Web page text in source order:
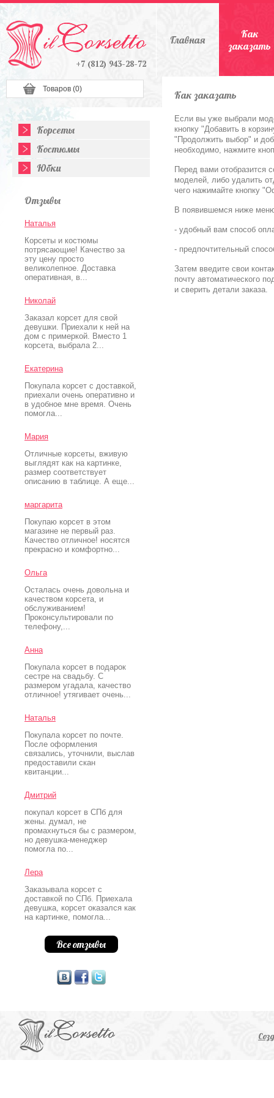
Товаров (0)
+7 (812) 943-28-72
Главная
Как
заказать
Корсеты
Костюмы
Юбки
Отзывы
Наталья
Корсеты и костюмы
потрясающие! Качество за
эту цену просто
великолепное. Доставка
оперативная, в...
Николай
Заказал корсет для свой
девушки. Приехали к ней на
дом с примеркой. Вместо 1
корсета, выбрала 2...
Екатерина
Покупала корсет с доставкой,
приехали очень оперативно и
в удобное мне время. Очень
помогла...
Мария
Отличные корсеты, вживую
выглядят как на картинке,
размер соответствует
описанию в таблице. А еще...
маргарита
Покупаю корсет в этом
магазине не первый раз.
Качество отличное! носятся
прекрасно и комфортно...
Ольга
Осталась очень довольна и
качеством корсета, и
обслуживанием!
Проконсультировали по
телефону,...
Анна
Покупала корсет в подарок
сестре на свадьбу. С
размером угадала, качество
отличное! утягивает очень...
Наталья
Покупала корсет по почте.
После оформления
связались, уточнили, выслав
предоставили скан
квитанции...
Дмитрий
покупал корсет в СПб для
жены. думал, не
промахнуться бы с размером,
но девушка-менеджер
помогла по...
Лера
Заказывала корсет с
доставкой по СПб. Приехала
девушка, корсет оказался как
на картинке, помогла...
Все отзывы
Как заказать
Если вы уже выбрали
кнопку "Добавить в
"Продолжить выбор" и
необходимо, нажмите
Перед вами отобразится
моделей, либо удалить
чего нажимайте кнопку
В появившемся ниже
- удобный вам способ
- предпочтительный
Затем введите свои
почту автоматического
и сверить детали заказа.